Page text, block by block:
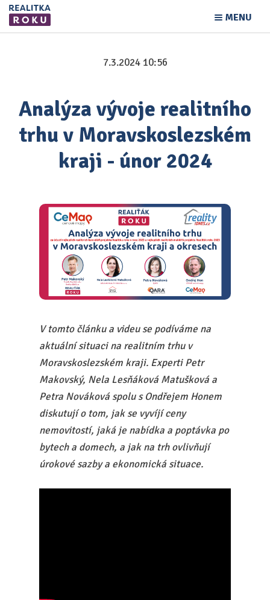
MENU
7.3.2024 10:56
Analýza vývoje realitního
trhu v Moravskoslezském
kraji - únor 2024
V tomto článku a videu se podíváme na
aktuální situaci na realitním trhu v
Moravskoslezském kraji. Experti Petr
Makovský, Nela Lesňáková Matušková a
Petra Nováková spolu s Ondřejem Honem
diskutují o tom, jak se vyvíjí ceny
nemovitostí, jaká je nabídka a poptávka po
bytech a domech, a jak na trh ovlivňují
úrokové sazby a ekonomická situace.